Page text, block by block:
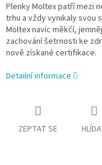
Plenky Moltex patří mezi
trhu a vždy vynikaly svou
Moltex navíc měkčí,
zachování šetrnosti ke
nově získané certifikace.
Detailní informace
ZEPTAT SE